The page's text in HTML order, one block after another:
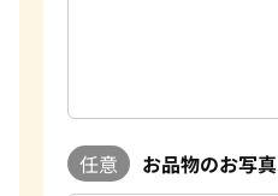
任意 お品物のお写真